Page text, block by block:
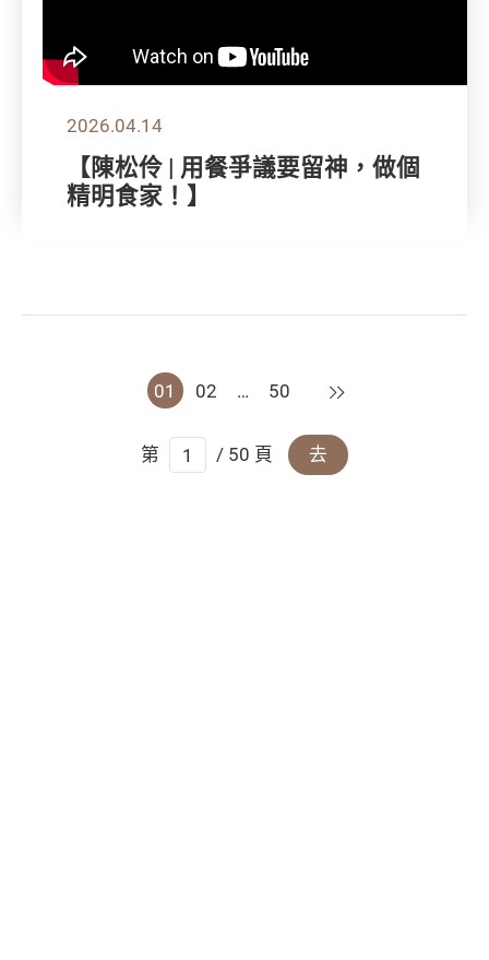
2026.04.14
【陳松伶 | 用餐爭議要留神，做個
精明食家！】
01 02 … 50 下一頁
第 / 50 頁 去